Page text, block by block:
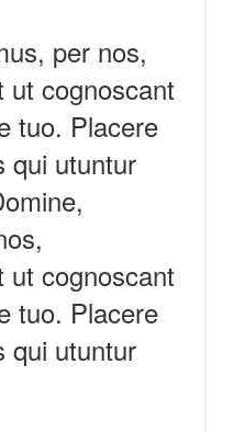
per nos,
ut cognoscant
tuo. Placere
qui utuntur
ut cognoscant
tuo. Placere
qui utuntur